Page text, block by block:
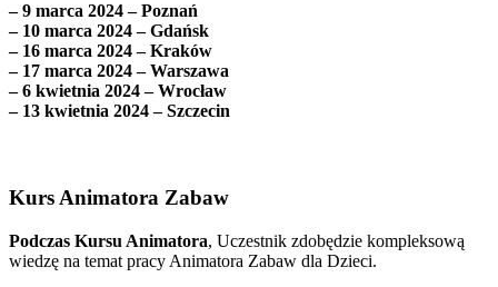
– 9 marca 2024 – Poznań
– 10 marca 2024 – Gdańsk
– 16 marca 2024 – Kraków
– 17 marca 2024 – Warszawa
– 6 kwietnia 2024 – Wrocław
– 13 kwietnia 2024 – Szczecin
Kurs Animatora Zabaw
Podczas Kursu Animatora, Uczestnik zdobędzie kompleksową
wiedzę na temat pracy Animatora Zabaw dla Dzieci.